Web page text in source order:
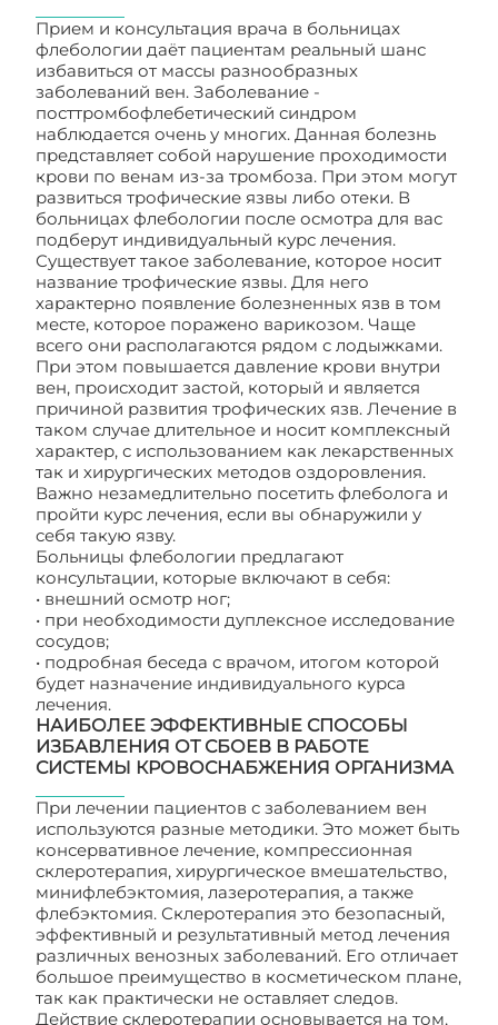
Прием и консультация врача в больницах
флебологии даёт пациентам реальный шанс
избавиться от массы разнообразных
заболеваний вен. Заболевание -
посттромбофлебетический синдром
наблюдается очень у многих. Данная болезнь
представляет собой нарушение проходимости
крови по венам из-за тромбоза. При этом могут
развиться трофические язвы либо отеки. В
больницах флебологии после осмотра для вас
подберут индивидуальный курс лечения.
Существует такое заболевание, которое носит
название трофические язвы. Для него
характерно появление болезненных язв в том
месте, которое поражено варикозом. Чаще
всего они располагаются рядом с лодыжками.
При этом повышается давление крови внутри
вен, происходит застой, который и является
причиной развития трофических язв. Лечение в
таком случае длительное и носит комплексный
характер, с использованием как лекарственных
так и хирургических методов оздоровления.
Важно незамедлительно посетить флеболога и
пройти курс лечения, если вы обнаружили у
себя такую язву.
Больницы флебологии предлагают
консультации, которые включают в себя:
• внешний осмотр ног;
• при необходимости дуплексное исследование
сосудов;
• подробная беседа с врачом, итогом которой
будет назначение индивидуального курса
лечения.
НАИБОЛЕЕ ЭФФЕКТИВНЫЕ СПОСОБЫ
ИЗБАВЛЕНИЯ ОТ СБОЕВ В РАБОТЕ
СИСТЕМЫ КРОВОСНАБЖЕНИЯ ОРГАНИЗМА
При лечении пациентов с заболеванием вен
используются разные методики. Это может быть
консервативное лечение, компрессионная
склеротерапия, хирургическое вмешательство,
минифлебэктомия, лазеротерапия, а также
флебэктомия. Склеротерапия это безопасный,
эффективный и результативный метод лечения
различных венозных заболеваний. Его отличает
большое преимущество в косметическом плане,
так как практически не оставляет следов.
Действие склеротерапии основывается на том,